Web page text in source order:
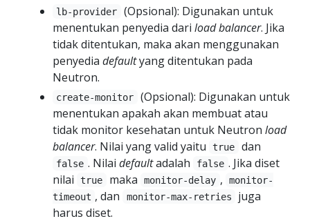
lb-provider
(Opsional): Digunakan untuk
menentukan penyedia dari load balancer. Jika
tidak ditentukan, maka akan menggunakan
penyedia defaultyang ditentukan pada
Neutron.
create-monitor
(Opsional): Digunakan untuk
menentukan apakah akan membuat atau
tidak monitor kesehatan untuk Neutron load
balancer. Nilai yang valid yaitu true dan
false . Nilai defaultadalah false . Jika diset
nilai
true maka monitor-delay ,
monitor-
timeout , dan monitor-max-retries
juga
harus diset.